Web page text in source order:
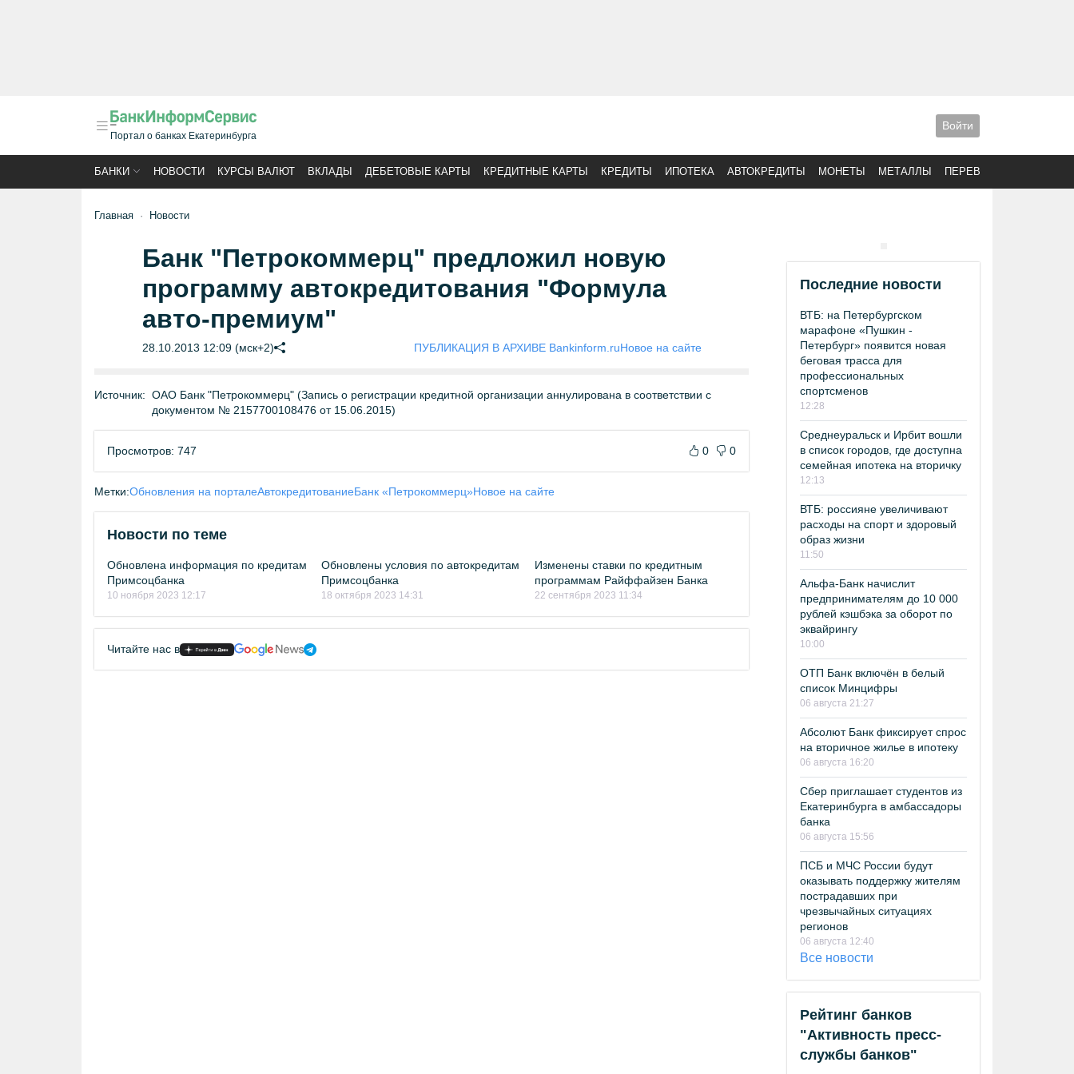
Портал о банках Екатеринбурга
Войти
БАНКИ НОВОСТИ КУРСЫ ВАЛЮТ ВКЛАДЫ ДЕБЕТОВЫЕ КАРТЫ КРЕДИТНЫЕ КАРТЫ КРЕДИТЫ ИПОТЕКА АВТОКРЕДИТЫ МОНЕТЫ МЕТАЛЛЫ ПЕРЕВОДЫ
Главная Новости
Банк "Петрокоммерц" предложил новую
программу автокредитования "Формула
авто-премиум"
28.10.2013 12:09 (мск+2) ПУБЛИКАЦИЯ В АРХИВЕ Bankinform.ruНовое на сайте
Источник: ОАО Банк "Петрокоммерц" (Запись о регистрации кредитной организации аннулирована в соответствии с
документом № 2157700108476 от 15.06.2015)
Просмотров: 747 0 0
Метки:Обновления на порталеАвтокредитованиеБанк «Петрокоммерц»Новое на сайте
Новости по теме
Обновлена информация по кредитам
Примсоцбанка
10 ноября 2023 12:17
Обновлены условия по автокредитам
Примсоцбанка
18 октября 2023 14:31
Изменены ставки по кредитным
программам Райффайзен Банка
22 сентября 2023 11:34
Читайте нас в
Последние новости
ВТБ: на Петербургском
марафоне «Пушкин -
Петербург» появится новая
беговая трасса для
профессиональных
спортсменов
12:28
Среднеуральск и Ирбит вошли
в список городов, где доступна
семейная ипотека на вторичку
12:13
ВТБ: россияне увеличивают
расходы на спорт и здоровый
образ жизни
11:50
Альфа-Банк начислит
предпринимателям до 10 000
рублей кэшбэка за оборот по
эквайрингу
10:00
ОТП Банк включён в белый
список Минцифры
06 августа 21:27
Абсолют Банк фиксирует спрос
на вторичное жилье в ипотеку
06 августа 16:20
Сбер приглашает студентов из
Екатеринбурга в амбассадоры
банка
06 августа 15:56
ПСБ и МЧС России будут
оказывать поддержку жителям
пострадавших при
чрезвычайных ситуациях
регионов
06 августа 12:40
Все новости
Рейтинг банков
"Активность пресс-
службы банков"